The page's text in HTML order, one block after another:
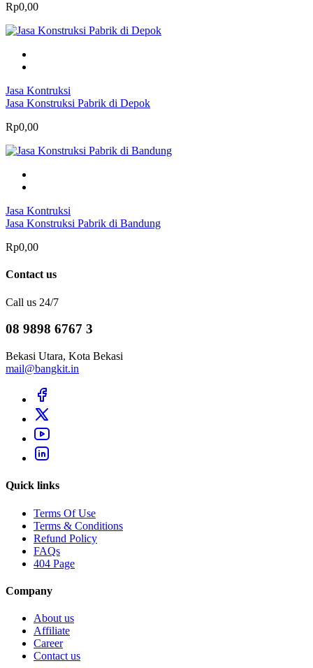
Rp0,00
Jasa Kontruksi
Jasa Konstruksi Pabrik di Depok
Rp0,00
Jasa Kontruksi
Jasa Konstruksi Pabrik di Bandung
Rp0,00
Contact us
Call us 24/7
08 9898 6767 3
Bekasi Utara, Kota Bekasi
mail@bangkit.in
Quick links
Terms Of Use
Terms & Conditions
Refund Policy
FAQs
404 Page
Company
About us
Affiliate
Career
Contact us